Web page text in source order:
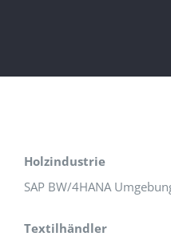
Holzindustrie
SAP BW/4HANA
Textilhändler